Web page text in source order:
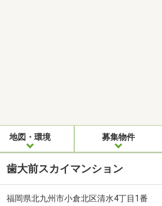
地図・環境 募集物件
歯大前スカイマンション
福岡県北九州市小倉北区清水4丁目1番